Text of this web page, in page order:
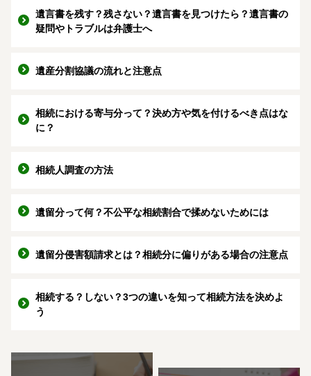
遺言書を残す？残さない？遺言書を見つけたら？遺言書の
疑問やトラブルは弁護士へ
遺産分割協議の流れと注意点
相続における寄与分って？決め方や気を付けるべき点はな
に？
相続人調査の方法
遺留分って何？不公平な相続割合で揉めないためには
遺留分侵害額請求とは？相続分に偏りがある場合の注意点
相続する？しない？3つの違いを知って相続方法を決めよ
う